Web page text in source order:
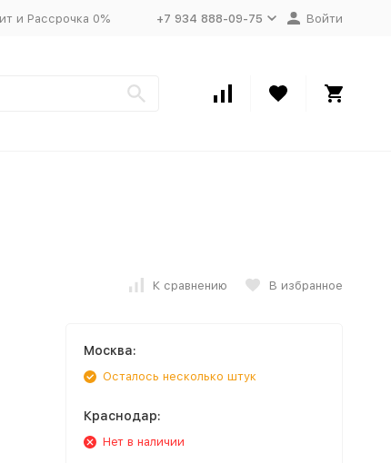
и Рассрочка 0% +7 934 888-09-75 Войти
К сравнению В избранное
Москва:
Осталось несколько штук
Краснодар:
Нет в наличии